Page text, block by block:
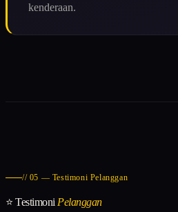
kenderaan.
// 05 — Testimoni Pelanggan
⭐ Testimoni Pelanggan